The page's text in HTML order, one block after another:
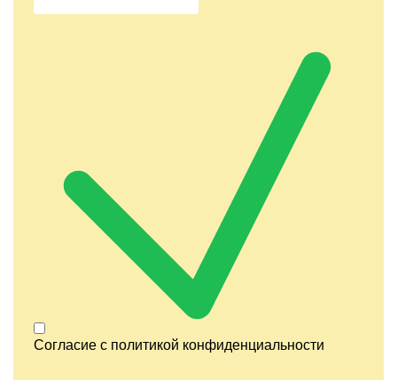
Согласие с политикой конфиденциальности